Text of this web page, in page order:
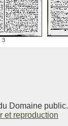
3
Domaine public.
et reproduction